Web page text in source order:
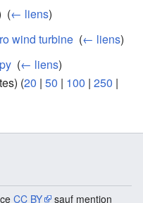
(← liens)
wind turbine (← liens)
(← liens)
(20 | 50 | 100 | 250 |
CC BY sauf mention